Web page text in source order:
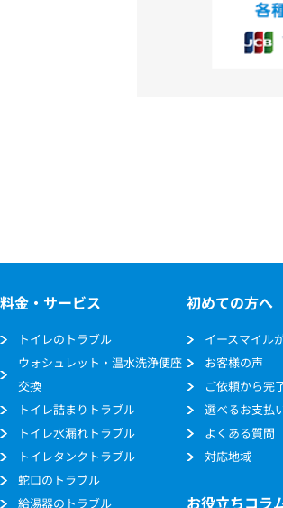
料金・サービス
トイレのトラブル
ウォシュレット・温水洗浄便座
交換
トイレ詰まりトラブル
トイレ水漏れトラブル
トイレタンクトラブル
蛇口のトラブル
給湯器のトラブル
初めての方へ
イースマイル
お客様の声
ご依頼から完
選べるお支払
よくある質問
対応地域
お役立ちコラ